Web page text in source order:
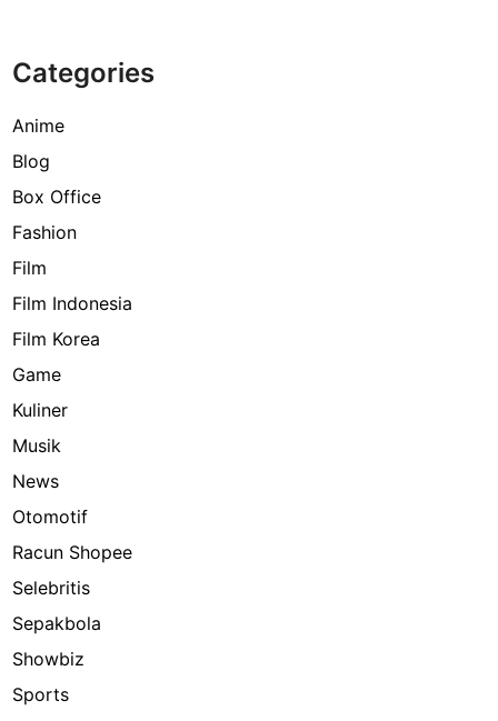
Categories
Anime
Blog
Box Office
Fashion
Film
Film Indonesia
Film Korea
Game
Kuliner
Musik
News
Otomotif
Racun Shopee
Selebritis
Sepakbola
Showbiz
Sports